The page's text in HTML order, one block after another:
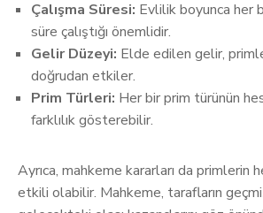
Çalışma Süresi: Evlilik boyunca her
süre çalıştığı önemlidir.
Gelir Düzeyi: Elde edilen gelir,
doğrudan etkiler.
Prim Türleri: Her bir prim türünün
farklılık gösterebilir.
Ayrıca, mahkeme kararları da primlerin
etkili olabilir. Mahkeme, tarafların